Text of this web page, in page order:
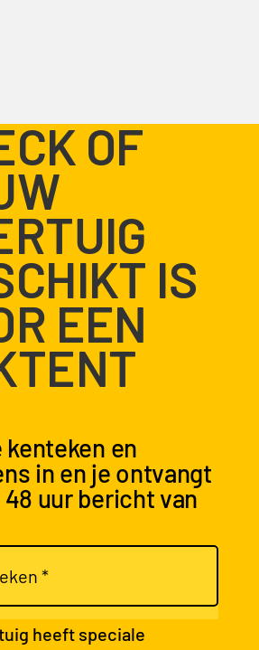
OF
IS
EEN
kenteken en
in en je ontvangt
48 uur bericht van
heeft speciale